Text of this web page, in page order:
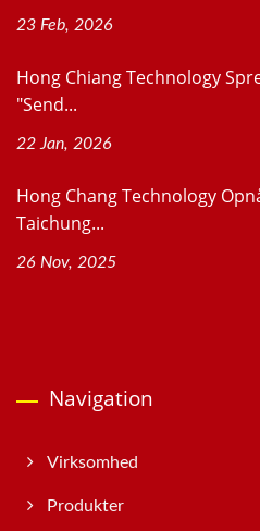
23 Feb, 2026
Hong Chiang Technology
"Send...
22 Jan, 2026
Hong Chang Technology
Taichung...
26 Nov, 2025
Navigation
Virksomhed
Produkter